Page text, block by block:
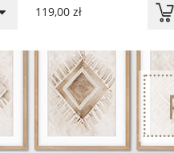
119,00 zł